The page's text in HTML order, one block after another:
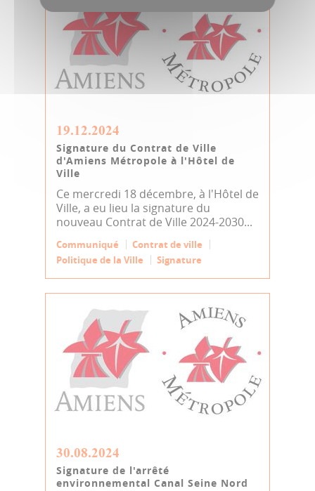
19.12.2024
Signature du Contrat de Ville
d'Amiens Métropole à l'Hôtel de
Ville
Ce mercredi 18 décembre, à l'Hôtel de
Ville, a eu lieu la signature du
nouveau Contrat de Ville 2024-2030...
Communiqué
Contrat de ville
Politique de la Ville
Signature
30.08.2024
Signature de l'arrêté
environnemental Canal Seine Nord